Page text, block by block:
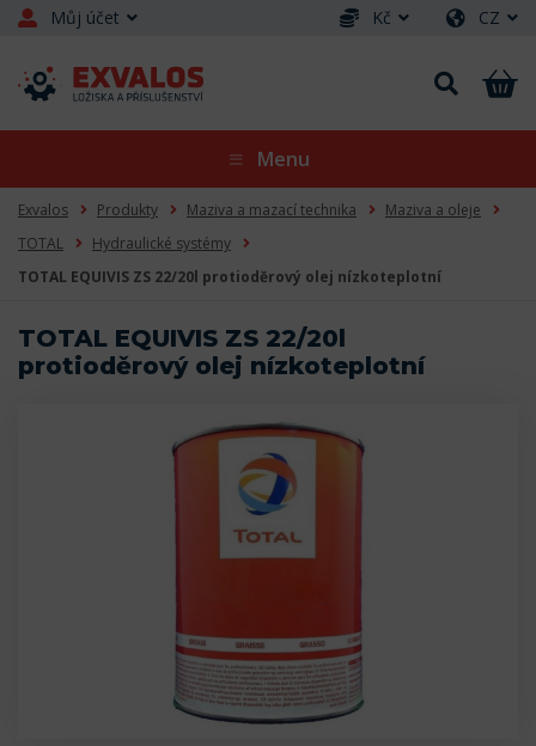
Můj účet Kč CZ
Menu
Exvalos Produkty Maziva a mazací technika
Maziva a oleje
TOTAL
Hydraulické systémy
TOTAL EQUIVIS ZS 22/20l protioděrový olej nízkoteplotní
TOTAL EQUIVIS ZS 22/20l
protioděrový olej nízkoteplotní